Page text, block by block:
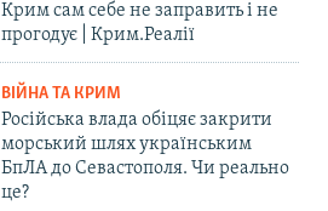
Крим сам себе не заправить і не
прогодує | Крим.Реалії
ВІЙНА ТА КРИМ
Російська влада обіцяє закрити
морський шлях українським
БпЛА до Севастополя. Чи реально
це?